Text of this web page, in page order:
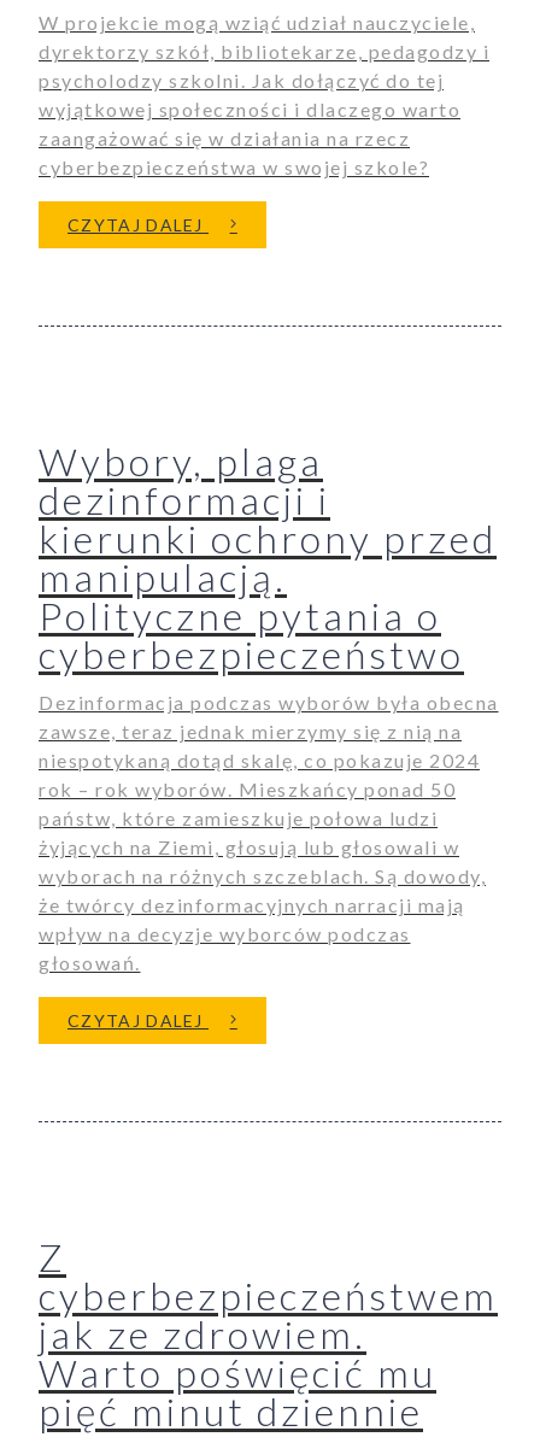
Wyszukiwarka
W projekcie mogą wziąć udział nauczyciele,
dyrektorzy szkół, bibliotekarze, pedagodzy i
psycholodzy szkolni. Jak dołączyć do tej
wyjątkowej społeczności i dlaczego warto
zaangażować się w działania na rzecz
cyberbezpieczeństwa w swojej szkole?
CZYTAJ DALEJ O RUSZA NOWA EDYCJA
Wybory, plaga
dezinformacji i
kierunki ochrony przed
manipulacją.
Polityczne pytania o
cyberbezpieczeństwo
Dezinformacja podczas wyborów była obecna
zawsze, teraz jednak mierzymy się z nią na
niespotykaną dotąd skalę, co pokazuje 2024
rok – rok wyborów. Mieszkańcy ponad 50
państw, które zamieszkuje połowa ludzi
żyjących na Ziemi, głosują lub głosowali w
wyborach na różnych szczeblach. Są dowody,
że twórcy dezinformacyjnych narracji mają
wpływ na decyzje wyborców podczas
głosowań.
CZYTAJ DALEJ O WYBORY, PLAGA
Z
cyberbezpieczeństwem
jak ze zdrowiem.
Warto poświęcić mu
pięć minut dziennie